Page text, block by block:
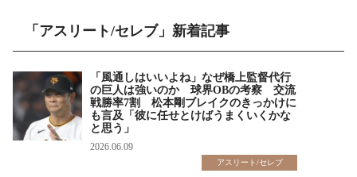
「アスリート/セレブ」新着記事
「風通しはいいよね」なぜ橋上監督代行
の巨人は強いのか 球界OBの考察 交流
戦勝率7割 松本剛ブレイクのきっかけに
も言及「彼に任せとけばうまくいくかな
と思う」
2026.06.09
アスリート/セレブ